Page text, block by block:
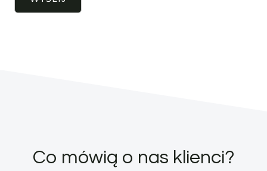
Co mówią o nas klienci?